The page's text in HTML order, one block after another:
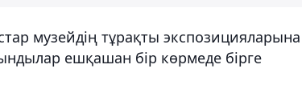
музейдің тұрақты экспозицияларына
ешқашан бір көрмеде бірге